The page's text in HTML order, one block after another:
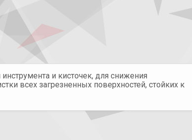
и кисточек, для снижения
всех загрезненных поверхностей, стойких к